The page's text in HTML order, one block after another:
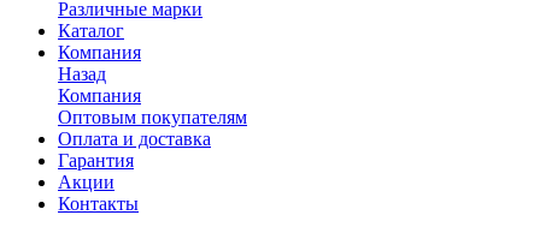
Различные марки
Каталог
Компания
Назад
Компания
Оптовым покупателям
Оплата и доставка
Гарантия
Акции
Контакты